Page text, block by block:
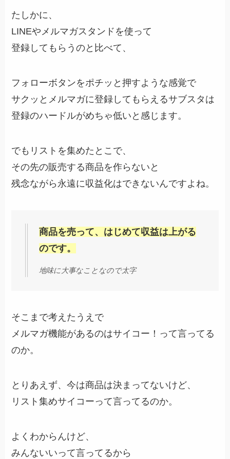
たしかに、
LINEやメルマガスタンドを使って
登録してもらうのと比べて、
フォローボタンをポチッと押すような感覚で
サクッとメルマガに登録してもらえるサブスタは
登録のハードルがめちゃ低いと感じます。
でもリストを集めたとこで、
その先の販売する商品を作らないと
残念ながら永遠に収益化はできないんですよね。
商品を売って、はじめて収益は上がる
のです。
地味に大事なことなので太字
そこまで考えたうえで
メルマガ機能があるのはサイコー！って言ってる
のか。
とりあえず、今は商品は決まってないけど、
リスト集めサイコーって言ってるのか。
よくわからんけど、
みんないいって言ってるから